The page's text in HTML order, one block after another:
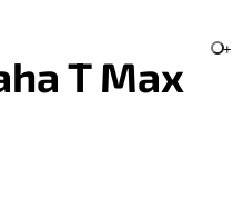
T Max +